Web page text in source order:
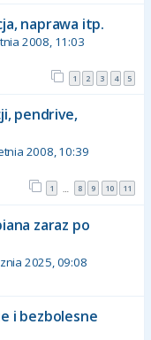
naprawa itp.
2008, 11:03
1 2 3 4 5
pendrive,
2008, 10:39
1 … 8 9 10 11
zaraz po
2025, 09:08
i bezbolesne